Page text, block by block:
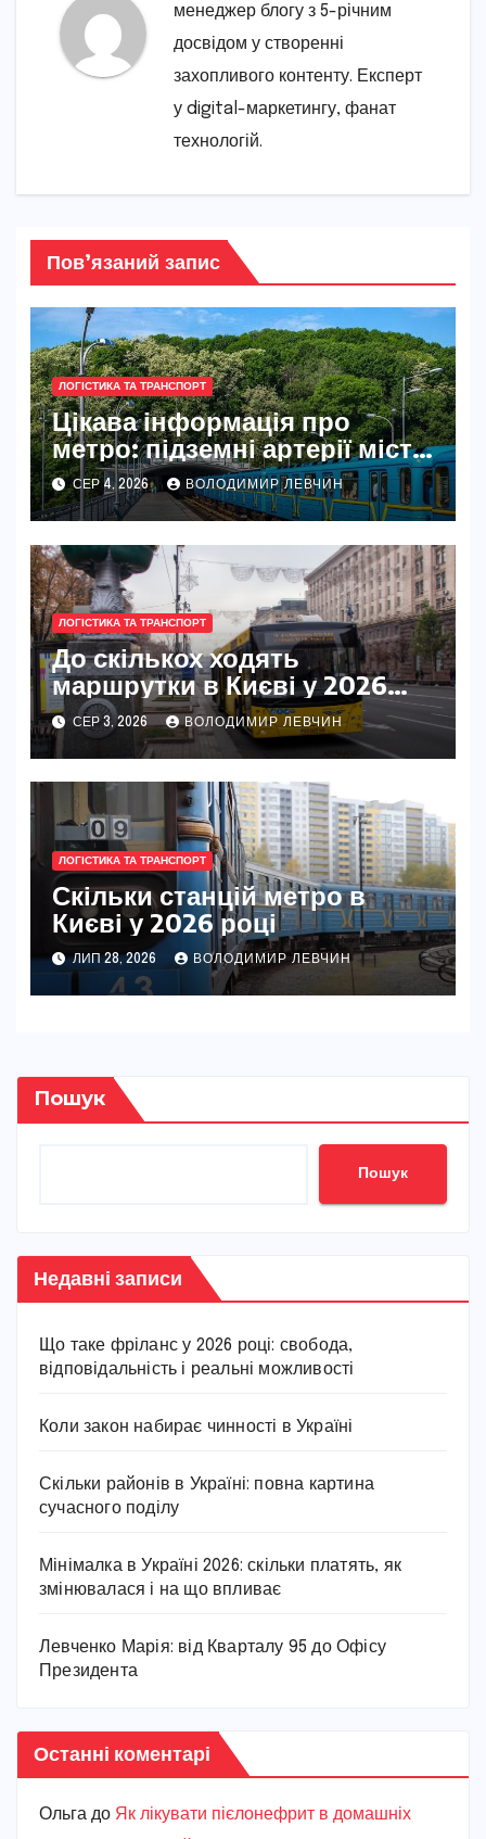
менеджер блогу з 5-річним
досвідом у створенні
захопливого контенту. Експерт
у digital-маркетингу, фанат
технологій.
Пов’язаний запис
ЛОГІСТИКА ТА ТРАНСПОРТ
Цікава інформація про
метро: підземні артерії міст
світу
СЕР 4, 2026 ВОЛОДИМИР ЛЕВЧИН
ЛОГІСТИКА ТА ТРАНСПОРТ
До скількох ходять
маршрутки в Києві у 2026
році
СЕР 3, 2026 ВОЛОДИМИР ЛЕВЧИН
ЛОГІСТИКА ТА ТРАНСПОРТ
Скільки станцій метро в
Києві у 2026 році
ЛИП 28, 2026 ВОЛОДИМИР ЛЕВЧИН
Пошук
Пошук
Недавні записи
Що таке фріланс у 2026 році: свобода,
відповідальність і реальні можливості
Коли закон набирає чинності в Україні
Скільки районів в Україні: повна картина
сучасного поділу
Мінімалка в Україні 2026: скільки платять, як
змінювалася і на що впливає
Левченко Марія: від Кварталу 95 до Офісу
Президента
Останні коментарі
Ольга до Як лікувати пієлонефрит в домашніх